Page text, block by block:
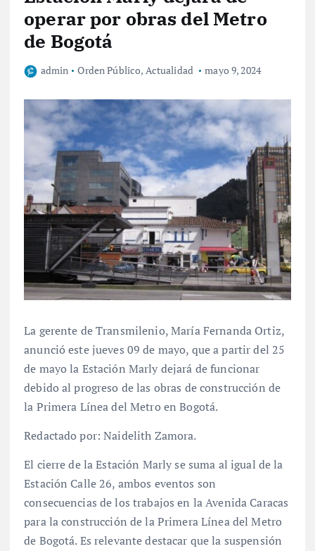
operar por obras del Metro
de Bogotá
admin Orden Público, Actualidad mayo 9, 2024
La gerente de Transmilenio, María Fernanda Ortiz,
anunció este jueves 09 de mayo, que a partir del 25
de mayo la Estación Marly dejará de funcionar
debido al progreso de las obras de construcción de
la Primera Línea del Metro en Bogotá.
Redactado por: Naidelith Zamora.
El cierre de la Estación Marly se suma al igual de la
Estación Calle 26, ambos eventos son
consecuencias de los trabajos en la Avenida Caracas
para la construcción de la Primera Línea del Metro
de Bogotá. Es relevante destacar que la suspensión